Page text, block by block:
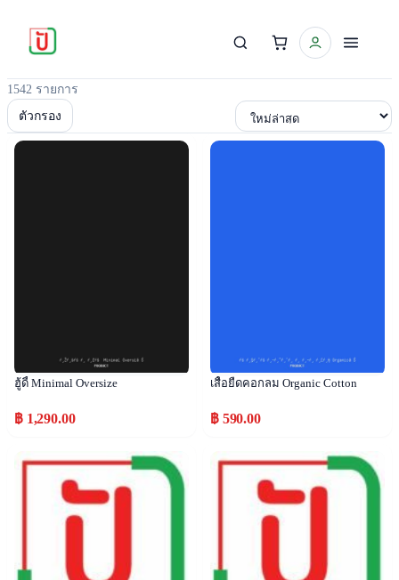
1542 รายการ
ตัวกรอง เรียงตาม
ฮู้ดี้ Minimal Oversize
฿ 1,290.00
เสื้อยืดคอกลม Organic Cotton
฿ 590.00
Popular Popular